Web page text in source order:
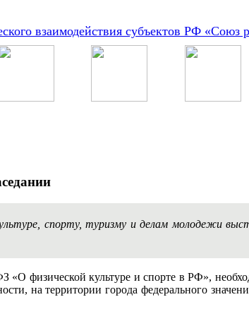
взаимодействия субъектов РФ «Союз
спорту, туризму и делам молодежи
«О физической культуре и спорте в РФ»,
на территории города федерального